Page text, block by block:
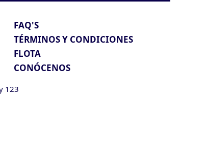
FAQ'S
TÉRMINOS Y CONDICIONES
FLOTA
CONÓCENOS
123